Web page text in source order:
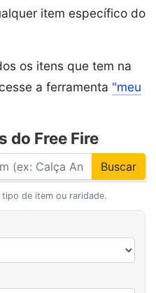
item específico do
os itens que tem na
a ferramenta "meu
do Free Fire
Buscar
de item ou raridade.